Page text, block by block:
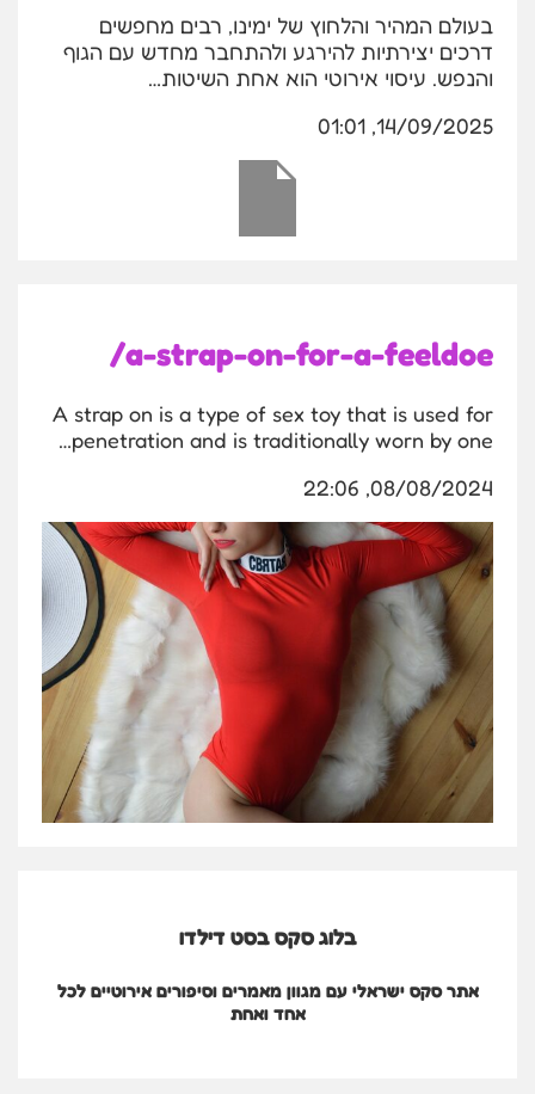
בעולם המהיר והלחוץ של ימינו, רבים מחפשים
דרכים יצירתיות להירגע ולהתחבר מחדש עם הגוף
והנפש. עיסוי אירוטי הוא אחת השיטות…
14/09/2025, 01:01
a-strap-on-for-a-feeldoe/
A strap on is a type of sex toy that is used for
penetration and is traditionally worn by one…
08/08/2024, 22:06
בלוג סקס בסט דילדו
אתר סקס ישראלי עם מגוון מאמרים וסיפורים אירוטיים לכל
אחד ואחת